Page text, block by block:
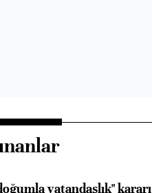
vatandaşlık" kararı